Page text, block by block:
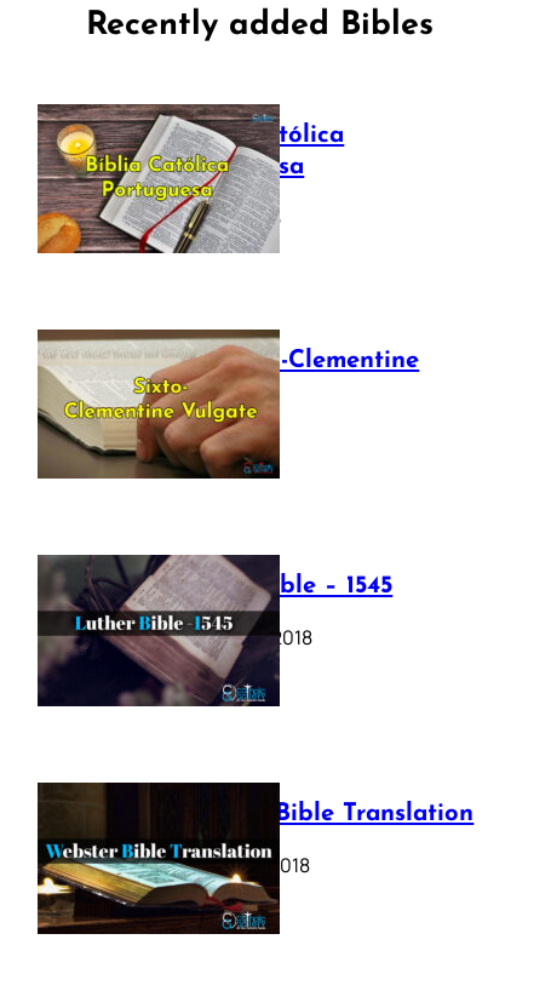
Recently added Bibles
Bíblia Católica
Portuguesa
July 16, 2025
The Sixto-Clementine
Vulgate
July 12, 2025
Luther Bible – 1545
October 17, 2018
Webster Bible Translation
October 11, 2018